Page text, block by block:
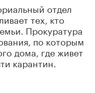
отдел
тех, кто
Прокуратура
по которым
дома, где живет
карантин.